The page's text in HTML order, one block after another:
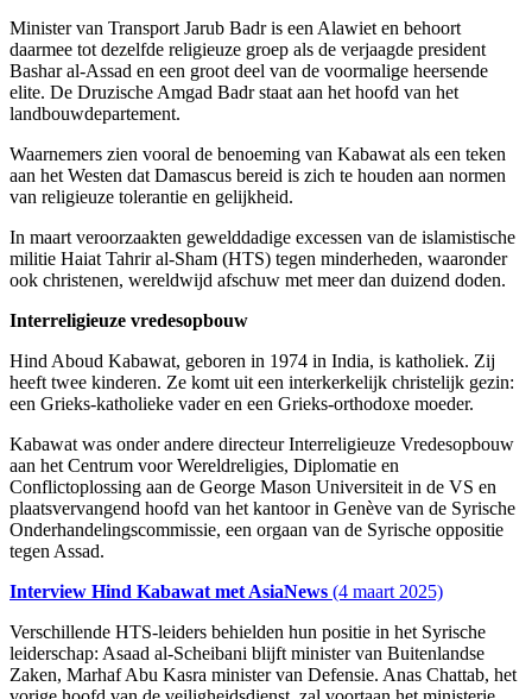
Minister van Transport Jarub Badr is een Alawiet en behoort
daarmee tot dezelfde religieuze groep als de verjaagde president
Bashar al-Assad en een groot deel van de voormalige heersende
elite. De Druzische Amgad Badr staat aan het hoofd van het
landbouwdepartement.
Waarnemers zien vooral de benoeming van Kabawat als een teken
aan het Westen dat Damascus bereid is zich te houden aan normen
van religieuze tolerantie en gelijkheid.
In maart veroorzaakten gewelddadige excessen van de islamistische
militie Haiat Tahrir al-Sham (HTS) tegen minderheden, waaronder
ook christenen, wereldwijd afschuw met meer dan duizend doden.
Interreligieuze vredesopbouw
Hind Aboud Kabawat, geboren in 1974 in India, is katholiek. Zij
heeft twee kinderen. Ze komt uit een interkerkelijk christelijk gezin:
een Grieks-katholieke vader en een Grieks-orthodoxe moeder.
Kabawat was onder andere directeur Interreligieuze Vredesopbouw
aan het Centrum voor Wereldreligies, Diplomatie en
Conflictoplossing aan de George Mason Universiteit in de VS en
plaatsvervangend hoofd van het kantoor in Genève van de Syrische
Onderhandelingscommissie, een orgaan van de Syrische oppositie
tegen Assad.
Interview Hind Kabawat met AsiaNews (4 maart 2025)
Verschillende HTS-leiders behielden hun positie in het Syrische
leiderschap: Asaad al-Scheibani blijft minister van Buitenlandse
Zaken, Marhaf Abu Kasra minister van Defensie. Anas Chattab, het